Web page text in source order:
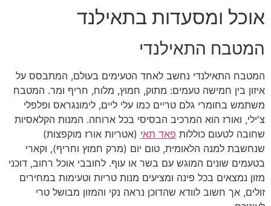
אוכל ומסעדות בתאילנד
המטבח התאילנדי
המטבח התאילנדי נחשב לאחד הטעימים בעולם, המתבסס על
איזון בין חמישה טעמים: מתוק, חמוץ, מלוח, חריף ומר. המטבח
משתמש בחומרי גלם טריים כמו עלי ליים, לימונגראס ופלפלי
צ'ילי, ואורז הוא המרכיב הבסיסי בכל ארוחה. המנות הקלאסיות
שחובה לטעום כוללות פאד תאי (אטריות אורז מוקפצות)
שנחשבת למנה הלאומית, טום יום (מרק חמוץ וחריף), וקארי
בטעמים שונים המוגש עם בשר או עוף. לחובבי אוכל רחוב, דוכני
מזון נמצאים בכל פינה ומציעים מנות טריות וטעימות במחירים
זולים, אך חשוב לוודא שהדוכן נראה נקי והמזון מבושל טרי